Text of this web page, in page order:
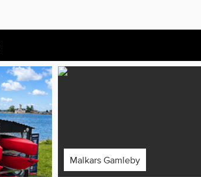
Malkars Gamleby